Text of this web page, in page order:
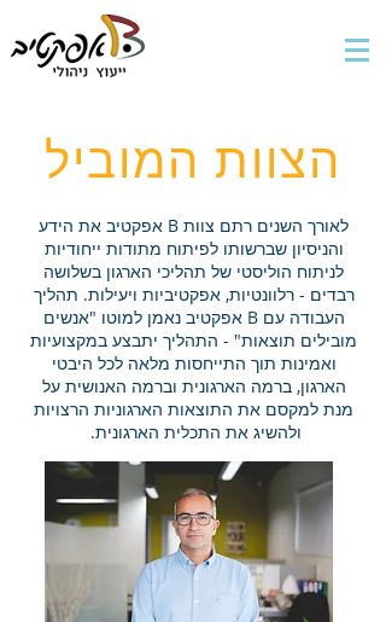
הצוות המוביל
לאורך השנים רתם צוות B אפקטיב את הידע
והניסיון שברשותו לפיתוח מתודות ייחודיות
לניתוח הוליסטי של תהליכי הארגון בשלושה
רבדים - רלוונטיות, אפקטיביות ויעילות. תהליך
העבודה עם B אפקטיב נאמן למוטו "אנשים
מובילים תוצאות" - התהליך יתבצע במקצועיות
ואמינות תוך התייחסות מלאה לכל היבטי
הארגון, ברמה הארגונית וברמה האנושית על
מנת למקסם את התוצאות הארגוניות הרצויות
ולהשיג את התכלית הארגונית.